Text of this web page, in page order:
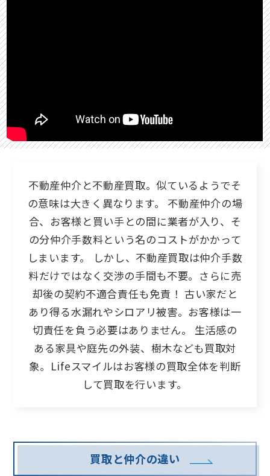
不動産仲介と不動産買取。似ているようでそ
の意味は大きく異なります。
不動産仲介の場
合、お客様と買い手との間に業者が入り、そ
の分仲介手数料という名のコストがかかって
しまいます。
しかし、不動産買取は仲介手数
料だけではなく交渉の手間も不要。さらに売
却後の契約不適合責任も免責！ 古い家だと
あり得る水漏れやシロアリ被害。お客様は一
切責任を負う必要はありません。
生活感の
ある家具や庭先の外装、樹木なども買取対
象。Lifeスマイルはお客様の買取全体を判断
して買取を行います。
買取と仲介の違い